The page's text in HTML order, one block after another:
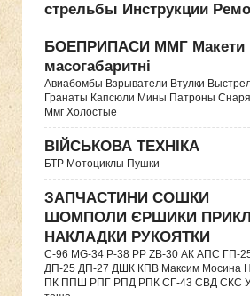
стрельбы Инструкции
БОЕПРИПАСИ ММГ Макети
масогабаритні
Авиабомбы Взрыватели Втулки
Гранаты Капсюли Мины Патроны
Ммг Холостые
ВІЙСЬКОВА ТЕХНІКА
БТР Мотоциклы Пушки
ЗАПЧАСТИНИ СОШКИ
ШОМПОЛИ ЄРШИКИ
НАКЛАДКИ РУКОЯТКИ
C-96 MG-34 P-38 PP ZB-30 АК АПС ГП-
ДП-25 ДП-27 ДШК КПВ Максим Мосина
ПК ППШ РПГ РПД РПК СГ-43 СВД CКС